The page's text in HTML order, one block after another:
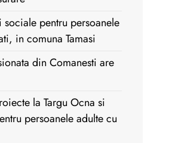
pentru persoanele
in comuna Tamasi
din Comanesti are
la Targu Ocna si
persoanele adulte cu